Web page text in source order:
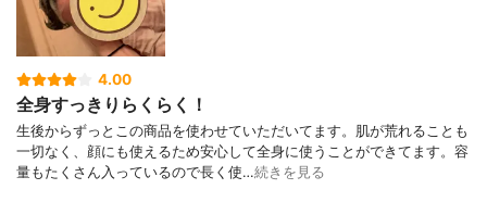
4.00
全身すっきりらくらく！
生後からずっとこの商品を使わせていただいてます。肌が荒れることも
一切なく、顔にも使えるため安心して全身に使うことができてます。容
量もたくさん入っているので長く使…続きを見る